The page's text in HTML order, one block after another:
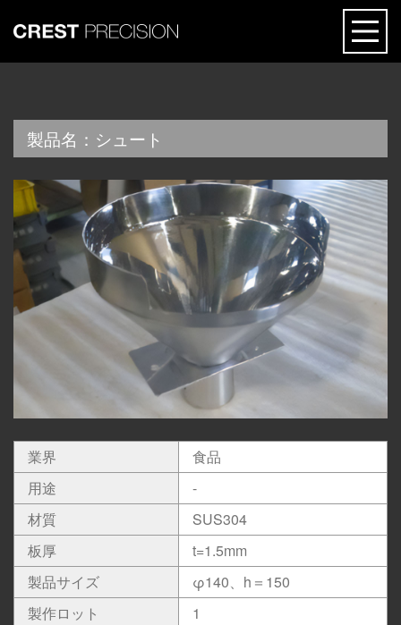
Feature
Application Example
Company
Location
REASON
TECHNOLOGY
Die-less Forming
Processing Technology
Facility / Material
PRODUCTS
Precision sheet metal
Aluminum welding
NEWS
All
Information
RECRUIT
CONTACT
製品名：シュート
業界
食品
用途
-
材質
SUS304
板厚
t=1.5mm
製品サイズ
φ140、h＝150
製作ロット
1